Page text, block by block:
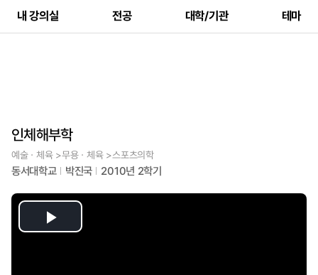
내 강의실 전공 대학/기관 테마
인체해부학
예술ㆍ체육 >무용ㆍ체육 >스포츠의학
동서대학교 박진국 2010년 2학기
Play